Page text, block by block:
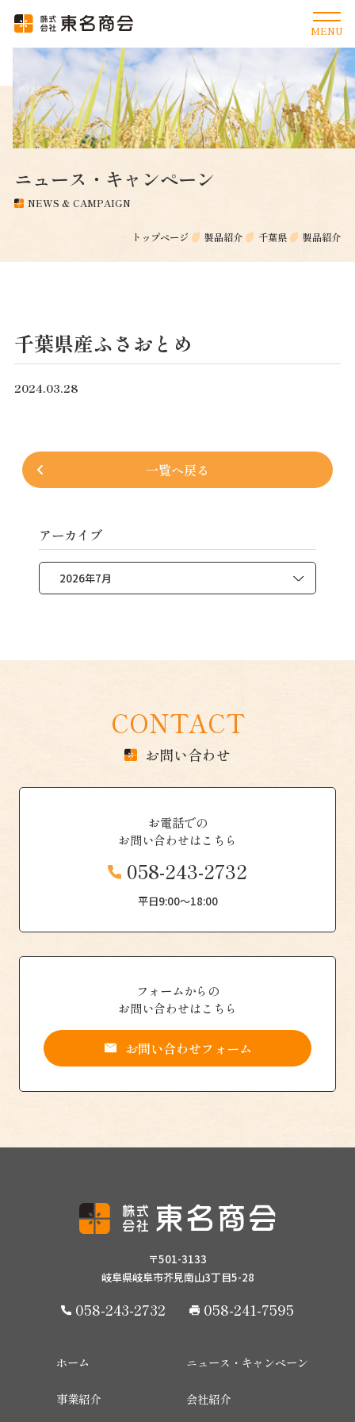
ニュース・キャンペーン
NEWS & CAMPAIGN
トップページ 製品紹介 千葉県 製品紹介
千葉県産ふさおとめ
2024.03.28
一覧へ戻る
アーカイブ
CONTACT
お問い合わせ
お電話での
お問い合わせはこちら
058-243-2732
平日9:00〜18:00
フォームからの
お問い合わせはこちら
お問い合わせフォーム
〒501-3133
岐阜県岐阜市芥見南山3丁目5-28
058-243-2732 058-241-7595
ホーム
事業紹介
ニュース・キャンペーン
会社紹介